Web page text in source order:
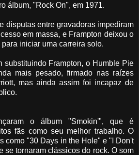
álbum, "Rock On", em 1971.
disputas entre gravadoras impediram
em massa, e Frampton deixou o
iniciar uma carreira solo.
substituindo Frampton, o Humble Pie
mais pesado, firmado nas raízes
mas ainda assim foi incapaz de
o álbum "Smokin'", que é
fãs como seu melhor trabalho. O
como "30 Days in the Hole" e "I Don't
se tornaram clássicos do rock. O som